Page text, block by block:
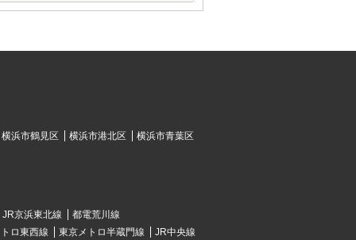
横浜市鶴見区 横浜市港北区
横浜市青葉区
JR京浜東北線
都電荒川線
ロ東西線 東京メトロ半蔵門線 JR中央線